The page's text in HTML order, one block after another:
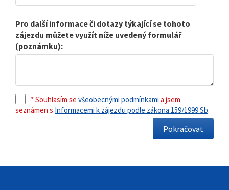
Pro další informace či dotazy týkající se tohoto
zájezdu můžete využít níže uvedený formulář
(poznámku):
* Souhlasím se všeobecnými podmínkami a jsem
seznámen s Informacemi k zájezdu podle zákona 159/1999 Sb.